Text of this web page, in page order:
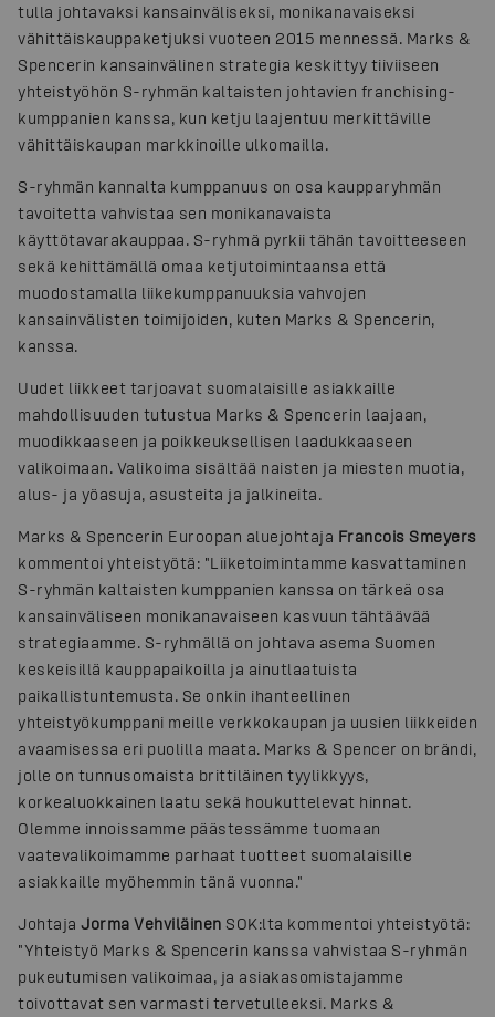
tulla johtavaksi kansainväliseksi, monikanavaiseksi
vähittäiskauppaketjuksi vuoteen 2015 mennessä. Marks &
Spencerin kansainvälinen strategia keskittyy tiiviiseen
yhteistyöhön S-ryhmän kaltaisten johtavien franchising-
kumppanien kanssa, kun ketju laajentuu merkittäville
vähittäiskaupan markkinoille ulkomailla.
S-ryhmän kannalta kumppanuus on osa kaupparyhmän
tavoitetta vahvistaa sen monikanavaista
käyttötavarakauppaa. S-ryhmä pyrkii tähän tavoitteeseen
sekä kehittämällä omaa ketjutoimintaansa että
muodostamalla liikekumppanuuksia vahvojen
kansainvälisten toimijoiden, kuten Marks & Spencerin,
kanssa.
Uudet liikkeet tarjoavat suomalaisille asiakkaille
mahdollisuuden tutustua Marks & Spencerin laajaan,
muodikkaaseen ja poikkeuksellisen laadukkaaseen
valikoimaan. Valikoima sisältää naisten ja miesten muotia,
alus- ja yöasuja, asusteita ja jalkineita.
Marks & Spencerin Euroopan aluejohtaja Francois Smeyers
kommentoi yhteistyötä: "Liiketoimintamme kasvattaminen
S-ryhmän kaltaisten kumppanien kanssa on tärkeä osa
kansainväliseen monikanavaiseen kasvuun tähtäävää
strategiaamme. S-ryhmällä on johtava asema Suomen
keskeisillä kauppapaikoilla ja ainutlaatuista
paikallistuntemusta. Se onkin ihanteellinen
yhteistyökumppani meille verkkokaupan ja uusien liikkeiden
avaamisessa eri puolilla maata. Marks & Spencer on brändi,
jolle on tunnusomaista brittiläinen tyylikkyys,
korkealuokkainen laatu sekä houkuttelevat hinnat.
Olemme innoissamme päästessämme tuomaan
vaatevalikoimamme parhaat tuotteet suomalaisille
asiakkaille myöhemmin tänä vuonna."
Johtaja Jorma Vehviläinen SOK:lta kommentoi yhteistyötä:
"Yhteistyö Marks & Spencerin kanssa vahvistaa S-ryhmän
pukeutumisen valikoimaa, ja asiakasomistajamme
toivottavat sen varmasti tervetulleeksi. Marks &